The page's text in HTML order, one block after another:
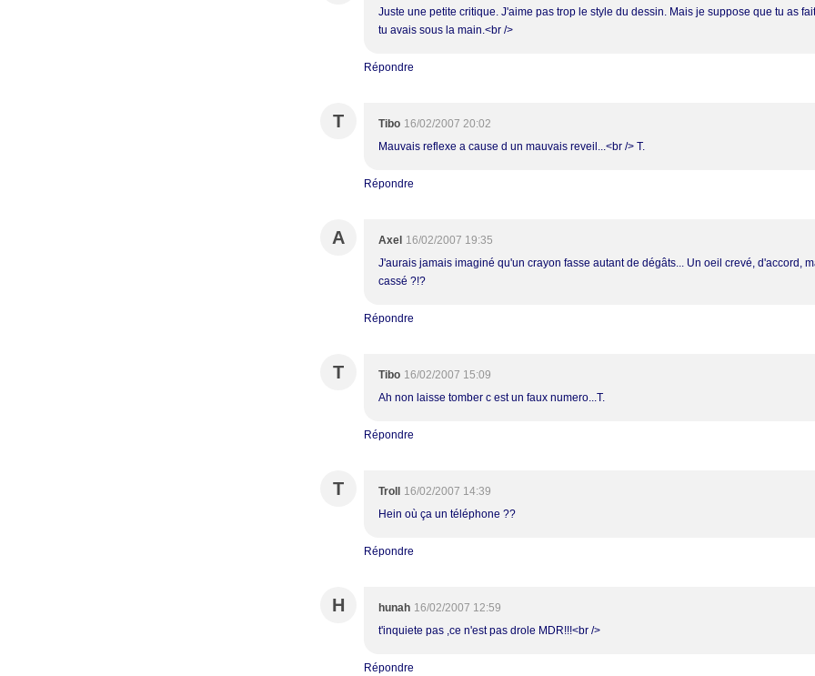
Juste une petite critique. J'aime pas trop le style du dessin. Mais je suppose que tu as
tu avais sous la main.<br />
Répondre
T Tibo 16/02/2007 20:02
Mauvais reflexe a cause d un mauvais reveil...<br /> T.
Répondre
A Axel 16/02/2007 19:35
J'aurais jamais imaginé qu'un crayon fasse autant de dégâts... Un oeil crevé, d'accord,
cassé ?!?
Répondre
T Tibo 16/02/2007 15:09
Ah non laisse tomber c est un faux numero...T.
Répondre
T Troll
16/02/2007 14:39
Hein où ça un téléphone ??
Répondre
H hunah 16/02/2007 12:59
t'inquiete pas ,ce n'est pas drole MDR!!!<br />
Répondre